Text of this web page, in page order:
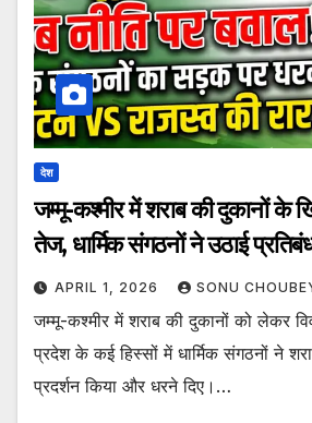
देश
जम्मू-कश्मीर में शराब की दुकानों के
तेज, धार्मिक संगठनों ने उठाई
APRIL 1, 2026 SONU
जम्मू-कश्मीर में शराब की दुकानों को लेकर
प्रदेश के कई हिस्सों में धार्मिक संगठनों ने
प्रदर्शन किया और धरने दिए।…